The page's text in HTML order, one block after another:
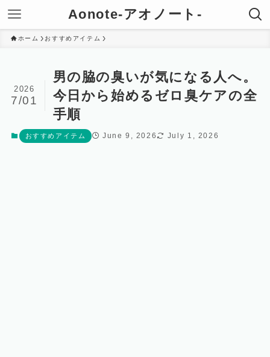
Aonote-アオノート-
ホーム おすすめアイテム
男の脇の臭いが気になる人へ。
今日から始めるゼロ臭ケアの全
手順
2026
7/01
おすすめアイテム June 9, 2026 July 1, 2026